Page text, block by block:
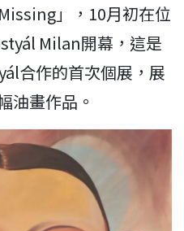
」，10月初在位
Milan開幕，這是
合作的首次個展，展
油畫作品。